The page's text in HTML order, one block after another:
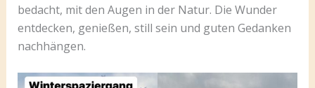
bedacht, mit den Augen in der Natur. Die Wunder
entdecken, genießen, still sein und guten Gedanken
nachhängen.